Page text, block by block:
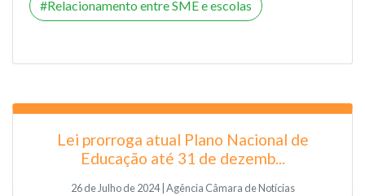
Relacionamento entre SME e escolas
Lei prorroga atual Plano Nacional de
Educação até 31 de dezemb...
26 de Julho de 2024 | Agência Câmara de Notícias